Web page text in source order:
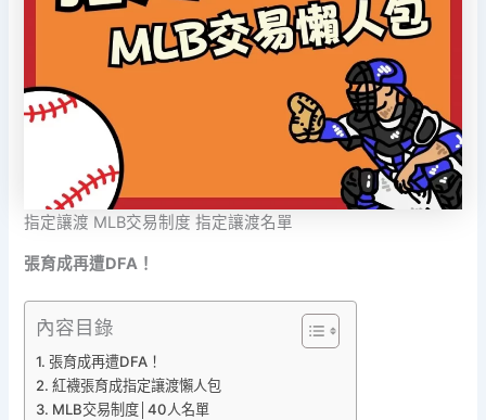
指定讓渡 MLB交易制度 指定讓渡名單
張育成再遭DFA！
內容目錄
張育成再遭DFA！
紅襪張育成指定讓渡懶人包
MLB交易制度│40人名單